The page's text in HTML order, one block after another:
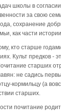
школы в
за свою
сохранение
как части
кто старше
Культ предков -
старших
не садись
кормильцу (а
старших.
почитание